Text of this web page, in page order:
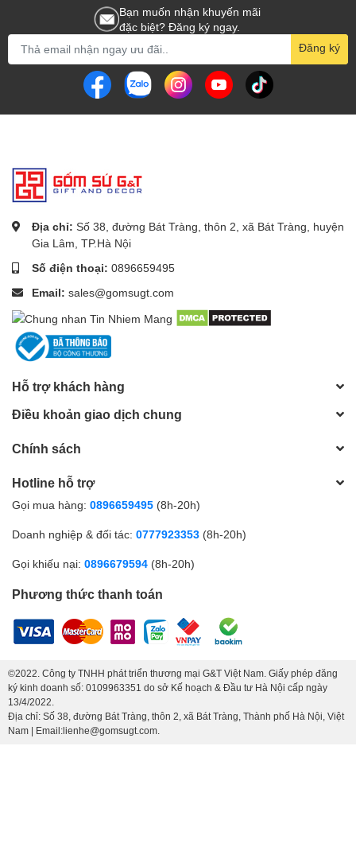
Bạn muốn nhận khuyến mãi
đặc biệt? Đăng ký ngay.
Đăng ký
Địa chỉ: Số 38, đường Bát Tràng, thôn 2, xã Bát Tràng, huyện
Gia Lâm, TP.Hà Nội
Số điện thoại: 0896659495
Email: sales@gomsugt.com
Hỗ trợ khách hàng
Điều khoản giao dịch chung
Chính sách
Hotline hỗ trợ
Gọi mua hàng: 0896659495 (8h-20h)
Doanh nghiệp & đối tác: 0777923353 (8h-20h)
Gọi khiếu nại: 0896679594 (8h-20h)
Phương thức thanh toán
©2022. Công ty TNHH phát triển thương mại G&T Việt Nam. Giấy phép đăng
ký kinh doanh số: 0109963351 do sở Kế hoạch & Đầu tư Hà Nội cấp ngày
13/4/2022.
Địa chỉ: Số 38, đường Bát Tràng, thôn 2, xã Bát Tràng, Thành phố Hà Nội, Việt
Nam | Email:lienhe@gomsugt.com.